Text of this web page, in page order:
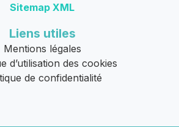
Sitemap XML
Liens utiles
Mentions légales
d’utilisation des cookies
de confidentialité